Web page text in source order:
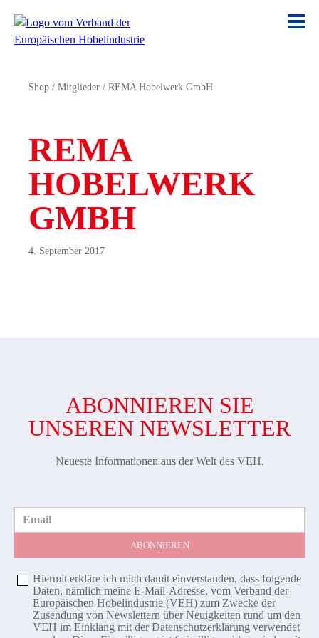
Shop / Mitglieder / REMA Hobelwerk GmbH
REMA
HOBELWERK
GMBH
4. September 2017
ABONNIEREN SIE
UNSEREN NEWSLETTER
Neueste Informationen aus der Welt des VEH.
Email
Hiermit erkläre ich mich damit einverstanden, dass folgende
Daten, nämlich meine E-Mail-Adresse, vom Verband der
Europäischen Hobelindustrie (VEH) zum Zwecke der
Zusendung von Newslettern über Neuigkeiten rund um den
VEH im Einklang mit derDatenschutzerklärung verwendet